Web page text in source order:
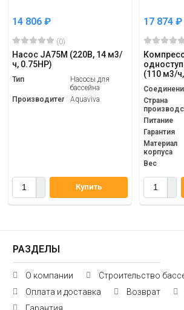
14 806 ₽
(0)
Насос JA75M (220В, 14 м3/
ч, 0.75HP)
Тип
Насосы для
бассейна
Производитель Aquaviva
Купить
17 874 ₽
(110 м3/
Страна
Питание
Гарантия
Материал
корпуса
Вес
РАЗДЕЛЫ
О компании
Строительство
Оплата и доставка
Возврат